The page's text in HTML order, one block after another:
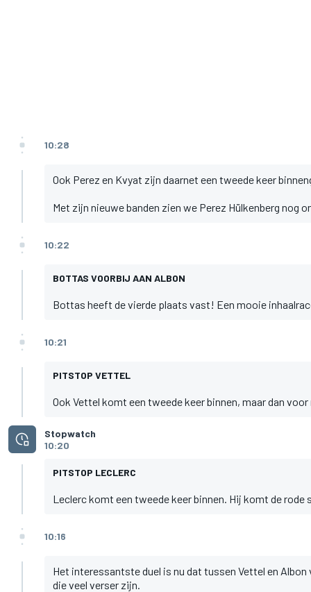
10:28
Ook Perez en Kvyat zijn daarnet een tweede keer
Met zijn nieuwe banden zien we Perez Hülkenberg
10:22
BOTTAS VOORBIJ AAN ALBON
Bottas heeft de vierde plaats vast! Een mooie
10:21
PITSTOP VETTEL
Ook Vettel komt een tweede keer binnen, maar dan
Stopwatch
10:20
PITSTOP LECLERC
Leclerc komt een tweede keer binnen. Hij komt de
10:16
Het interessantste duel is nu dat tussen Vettel en
die veel verser zijn.